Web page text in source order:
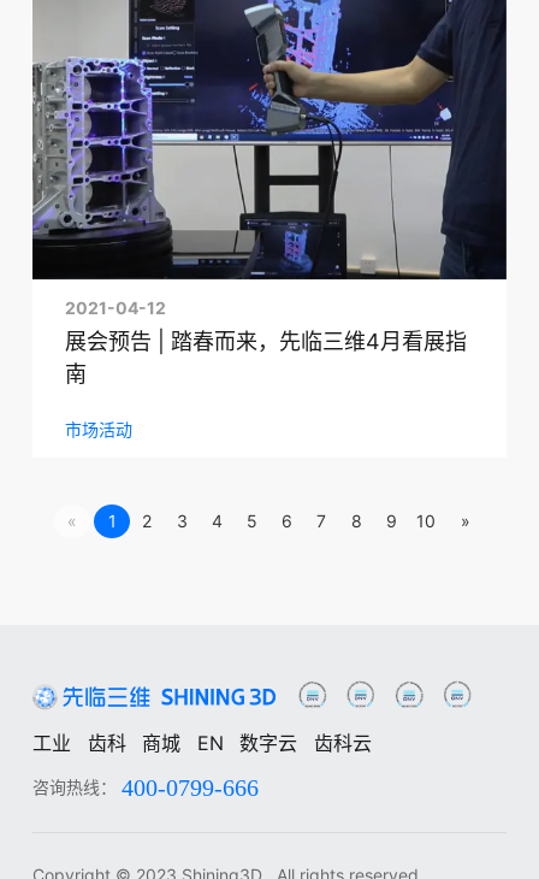
中 EN DE ES FR IT RU KO JA
2021-04-12
展会预告 | 踏春而来，先临三维4月看展指
南
市场活动
« 1 2 3 4 5 6 7 8 9 10 »
工业 齿科 商城 EN 数字云 齿科云
咨询热线： 400-0799-666
Copyright © 2023 Shining3D , All rights reserved.